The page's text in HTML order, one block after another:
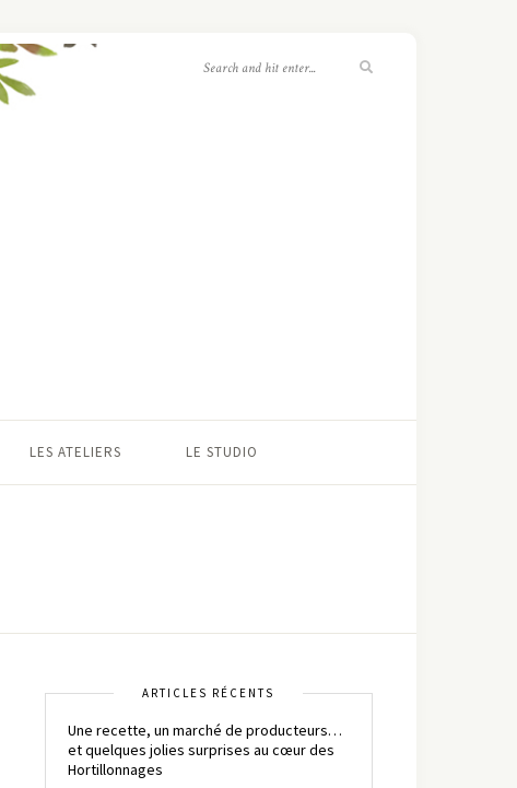
LES ATELIERS LE STUDIO
ARTICLES RÉCENTS
Une recette, un marché de producteurs…
et quelques jolies surprises au cœur des
Hortillonnages